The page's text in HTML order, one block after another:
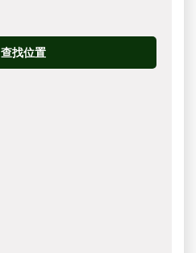
查找位置